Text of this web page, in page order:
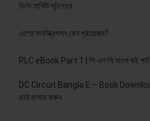
ডিসি সার্কিট সূচিপত্র
এপের সাবস্ক্রিপশন কেন প্রয়োজন?
PLC eBook Part 1 | পি এল সি বাংলা বই
DC Circuit Bangla E – Book Download |
ডাউনলোড করুন